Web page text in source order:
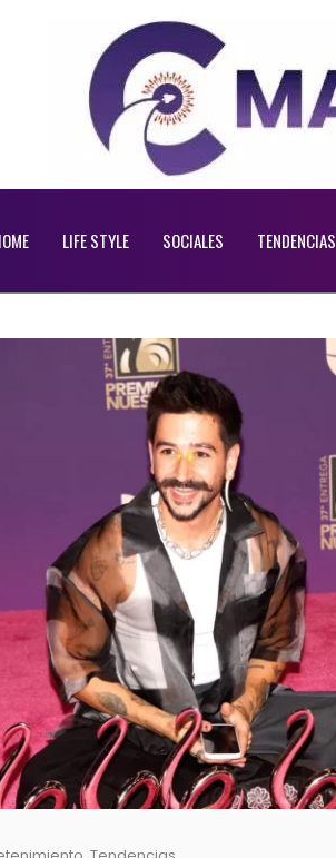
LIFE STYLE SOCIALES TENDENCIAS